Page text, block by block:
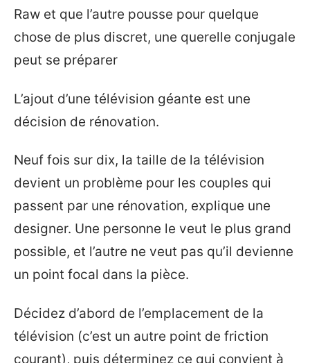
Raw et que l’autre pousse pour quelque
chose de plus discret, une querelle conjugale
peut se préparer
L’ajout d’une télévision géante est une
décision de rénovation.
Neuf fois sur dix, la taille de la télévision
devient un problème pour les couples qui
passent par une rénovation, explique une
designer. Une personne le veut le plus grand
possible, et l’autre ne veut pas qu’il devienne
un point focal dans la pièce.
Décidez d’abord de l’emplacement de la
télévision (c’est un autre point de friction
courant), puis déterminez ce qui convient à